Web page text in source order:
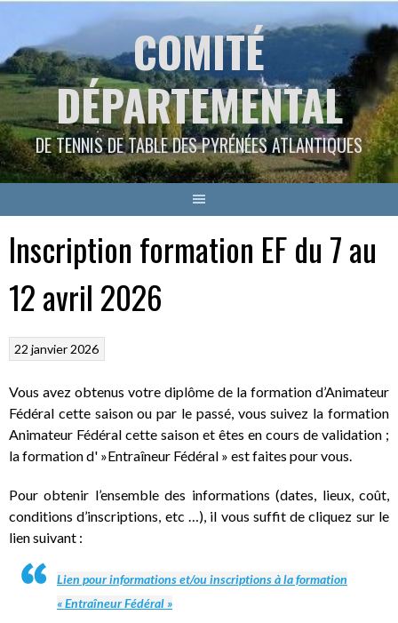
contenu
COMITÉ
DÉPARTEMENTAL
DE TENNIS DE TABLE DES PYRÉNÉES ATLANTIQUES
Inscription formation EF du 7 au
12 avril 2026
22 janvier 2026
Vous avez obtenus votre diplôme de la formation d’Animateur
Fédéral cette saison ou par le passé, vous suivez la formation
Animateur Fédéral cette saison et êtes en cours de validation ;
la formation d' »Entraîneur Fédéral » est faites pour vous.
Pour obtenir l’ensemble des informations (dates, lieux, coût,
conditions d’inscriptions, etc …), il vous suffit de cliquez sur le
lien suivant :
Lien pour informations et/ou inscriptions à la formation
« Entraîneur Fédéral »